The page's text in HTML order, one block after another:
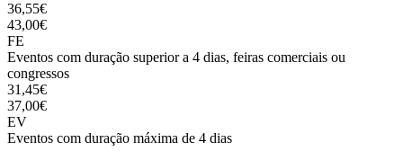
36,55€
43,00€
FE
Eventos com duração superior a 4 dias, feiras comerciais ou
congressos
31,45€
37,00€
EV
Eventos com duração máxima de 4 dias